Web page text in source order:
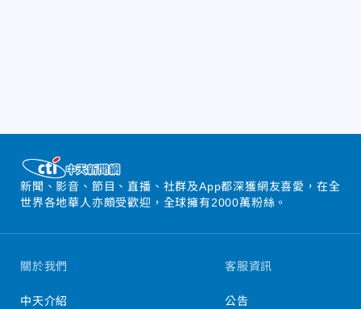
新聞、影音、節目、直播、社群及App都深獲網友喜愛，在全
世界各地華人亦頗受歡迎，全球擁有2000萬粉絲。
關於我們
中天介紹
客服資訊
公告